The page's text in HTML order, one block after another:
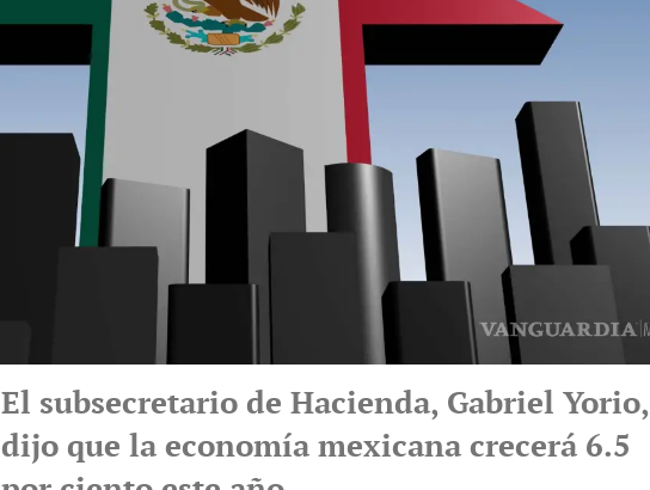
El subsecretario de Hacienda, Gabriel Yorio,
dijo que la economía mexicana crecerá 6.5